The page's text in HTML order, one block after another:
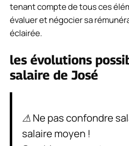
tenant compte de tous ces
évaluer et négocier sa
éclairée.
les évolutions
salaire de José
⚠ Ne pas confondre
salaire moyen !